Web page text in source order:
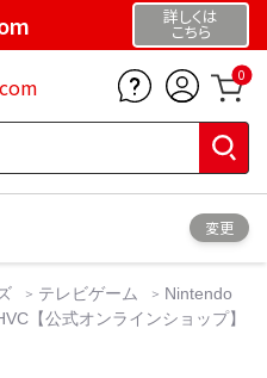
詳しくは
こちら
0
変更
テレビゲーム
Nintendo
【公式オンラインショップ】